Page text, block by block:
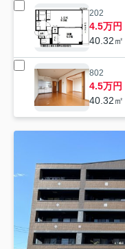
202
4.5万円
40.32㎡
802
4.5万円
40.32㎡